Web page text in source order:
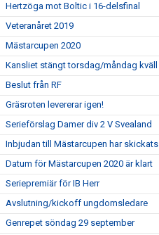
Hertzöga mot Boltic i 16-delsfinal
Veteranåret 2019
Mästarcupen 2020
Kansliet stängt torsdag/måndag kväll
Beslut från RF
Gräsroten levererar igen!
Serieförslag Damer div 2 V Svealand
Inbjudan till Mästarcupen har skickats
Datum för Mästarcupen 2020 är klart
Seriepremiär för IB Herr
Avslutning/kickoff ungdomsledare
Genrepet söndag 29 september